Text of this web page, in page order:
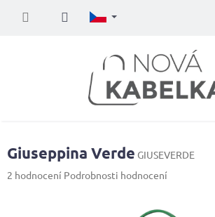
Giuseppina Verde GIUSEVERDE
Průměrné
2 hodnocení Podrobnosti hodnocení